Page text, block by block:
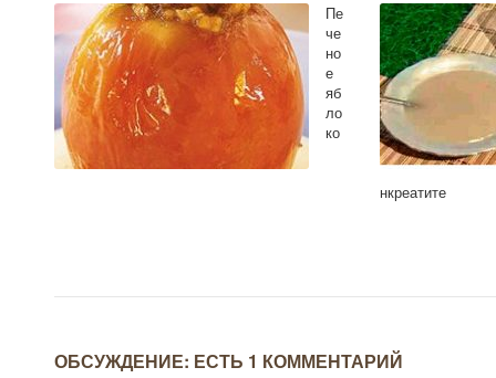
Пе
че
но
е
яб
ло
ко
нкреатите
ОБСУЖДЕНИЕ: ЕСТЬ 1 КОММЕНТАРИЙ